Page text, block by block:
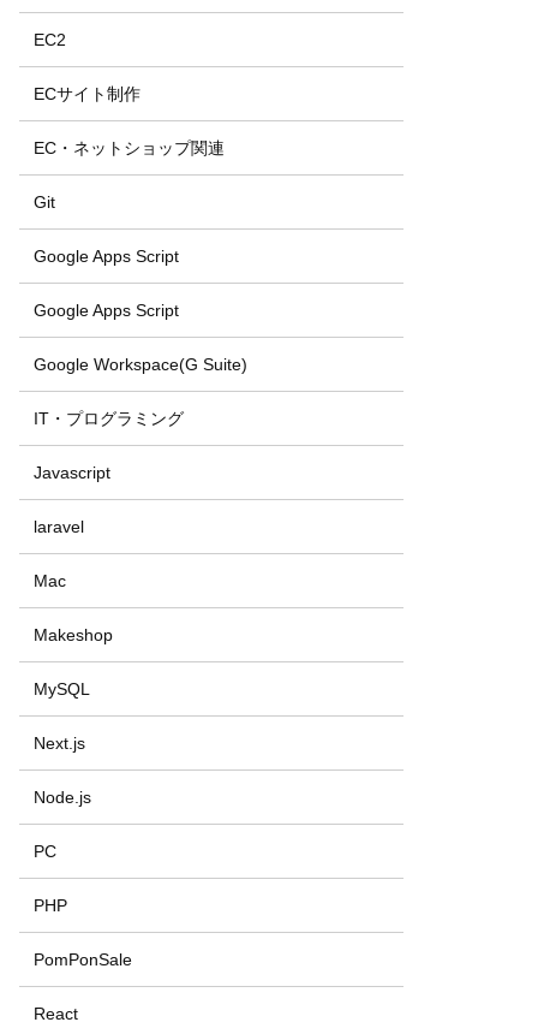
EC2
ECサイト制作
EC・ネットショップ関連
Git
Google Apps Script
Google Apps Script
Google Workspace(G Suite)
IT・プログラミング
Javascript
laravel
Mac
Makeshop
MySQL
Next.js
Node.js
PC
PHP
PomPonSale
React